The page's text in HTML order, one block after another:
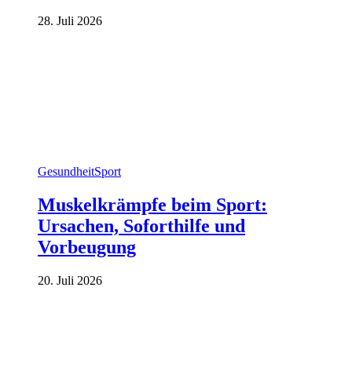
28. Juli 2026
GesundheitSport
Muskelkrämpfe beim Sport:
Ursachen, Soforthilfe und
Vorbeugung
20. Juli 2026